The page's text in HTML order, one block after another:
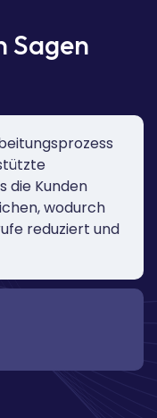
Sagen
sie das
KI-gesteuerte
Know-how
haben
KI-